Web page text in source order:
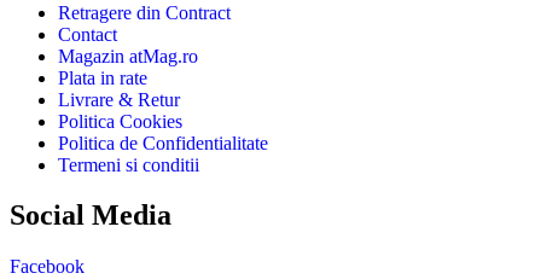
Retragere din Contract
Contact
Magazin atMag.ro
Plata in rate
Livrare & Retur
Politica Cookies
Politica de Confidentialitate
Termeni si conditii
Social Media
Facebook